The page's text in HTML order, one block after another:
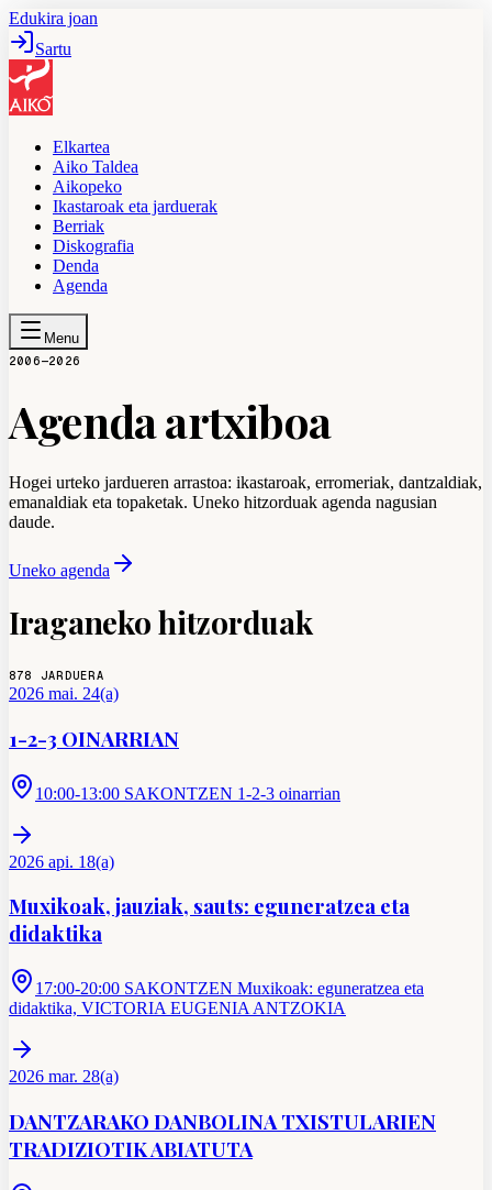
Edukira joan
Sartu
Elkartea
Aiko Taldea
Aikopeko
Ikastaroak eta jarduerak
Berriak
Diskografia
Denda
Agenda
Menu
2006—2026
Agenda artxiboa
Hogei urteko jardueren arrastoa: ikastaroak, erromeriak, dantzaldiak,
emanaldiak eta topaketak. Uneko hitzorduak agenda nagusian
daude.
Uneko agenda
Iraganeko hitzorduak
878 JARDUERA
2026 mai. 24(a)
1-2-3 OINARRIAN
10:00-13:00 SAKONTZEN 1-2-3 oinarrian
2026 api. 18(a)
Muxikoak, jauziak, sauts: eguneratzea eta
didaktika
17:00-20:00 SAKONTZEN Muxikoak: eguneratzea eta
didaktika, VICTORIA EUGENIA ANTZOKIA
2026 mar. 28(a)
DANTZARAKO DANBOLINA TXISTULARIEN
TRADIZIOTIK ABIATUTA